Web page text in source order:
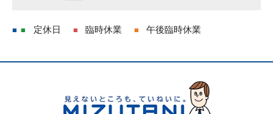
いドメイン：@car-mizutani.jp）
不審なメールを受け取られた場合は、返信・リンク・
●本社・整備工場
定休日 臨時休業 午後臨時休業